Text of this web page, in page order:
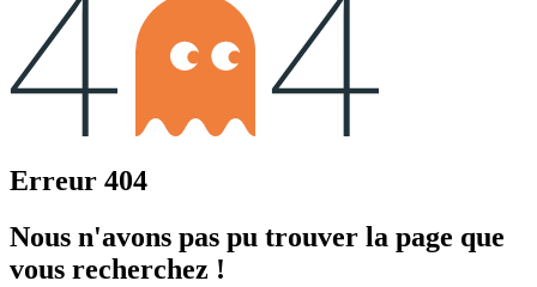
Erreur 404
Nous n'avons pas pu trouver la page que
vous recherchez !